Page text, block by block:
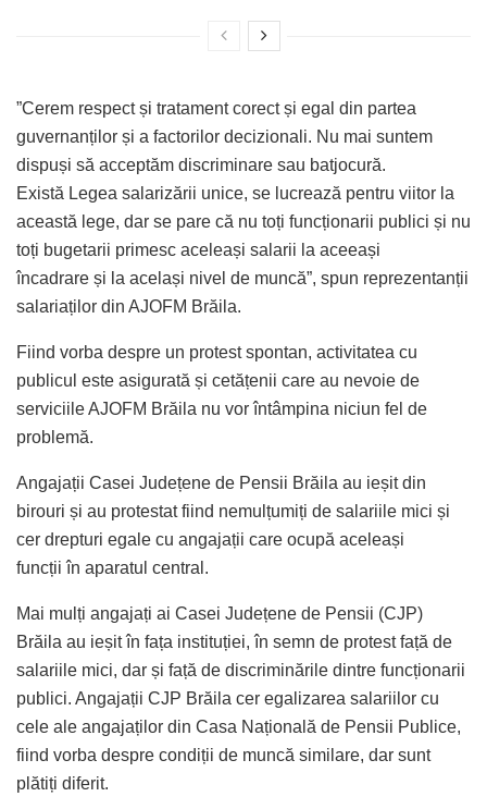
”Cerem respect și tratament corect și egal din partea
guvernanților și a factorilor decizionali. Nu mai suntem
dispuși să acceptăm discriminare sau batjocură.
Există Legea salarizării unice, se lucrează pentru viitor la
această lege, dar se pare că nu toți funcționarii publici și nu
toți bugetarii primesc aceleași salarii la aceeași
încadrare și la același nivel de muncă”, spun reprezentanții
salariaților din AJOFM Brăila.
Fiind vorba despre un protest spontan, activitatea cu
publicul este asigurată și cetățenii care au nevoie de
serviciile AJOFM Brăila nu vor întâmpina niciun fel de
problemă.
Angajații Casei Județene de Pensii Brăila au ieșit din
birouri și au protestat fiind nemulțumiți de salariile mici și
cer drepturi egale cu angajații care ocupă aceleași
funcții în aparatul central.
Mai mulți angajați ai Casei Județene de Pensii (CJP)
Brăila au ieșit în fața instituției, în semn de protest față de
salariile mici, dar și față de discriminările dintre funcționarii
publici. Angajații CJP Brăila cer egalizarea salariilor cu
cele ale angajaților din Casa Națională de Pensii Publice,
fiind vorba despre condiții de muncă similare, dar sunt
plătiți diferit.